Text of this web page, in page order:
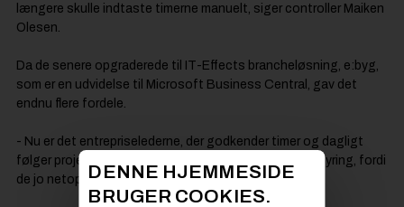
længere skulle indtaste timerne manuelt, siger controller Maiken
Olesen.
Da de senere opgraderede til IT-Effects brancheløsning, e:byg,
som er en udvidelse til Microsoft Business Central, gav det
endnu flere fordele.
- Nu er det entrepriselederne, der godkender timer og dagligt
følger projektøkonomien. Det giver en meget bedre styring, fordi
de jo netop kender projekterne, siger Maiken.
DENNE HJEMMESIDE
BRUGER COOKIES.